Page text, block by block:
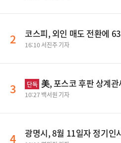
2 코스피, 외인 매도 전환에
16:10 서진주 기자
3 단독 美, 포스코 후판 상계
10:27 백서원 기자
4 광명시, 8월 11일자 정기인